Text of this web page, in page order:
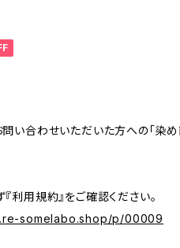
い合わせいただいた方への「染
利用規約』をご確認ください。
somelabo.shop/p/00009